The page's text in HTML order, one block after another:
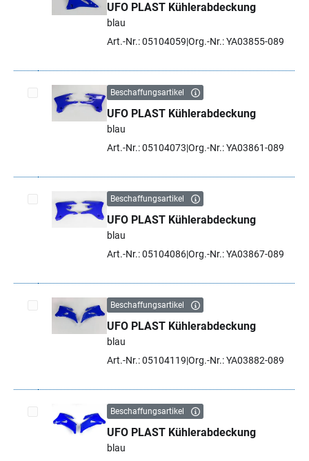
Artikel auswählen
UFO PLAST Kühlerabdeckung
blau
Art.-Nr.: 05104059 Org.-Nr.: YA03855-089
Artikel auswählen
Beschaffungsartikel
UFO PLAST Kühlerabdeckung
blau
Art.-Nr.: 05104073 Org.-Nr.: YA03861-089
Artikel auswählen
Beschaffungsartikel
UFO PLAST Kühlerabdeckung
blau
Art.-Nr.: 05104086Org.-Nr.: YA03867-089
Artikel auswählen
Beschaffungsartikel
UFO PLAST Kühlerabdeckung
blau
Art.-Nr.: 05104119 Org.-Nr.: YA03882-089
Artikel auswählen
Beschaffungsartikel
UFO PLAST Kühlerabdeckung
blau